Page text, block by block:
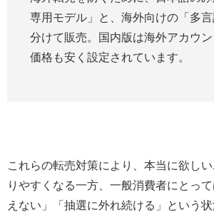
専用モデル」と、海外向けの「多
分けて販売。国内版は海外アカウン
価格も安く設定されています。
これらの転売対策により、本当に欲し
りやすくなる一方、一般消費者にとっ
えない」「抽選に外れ続ける」という